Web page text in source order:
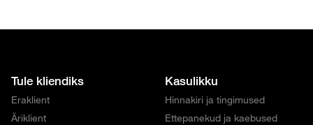
Tule kliendiks
Eraklient
Äriklient
Kasulikku
Hinnakiri ja tingimused
Ettepanekud ja kaebused